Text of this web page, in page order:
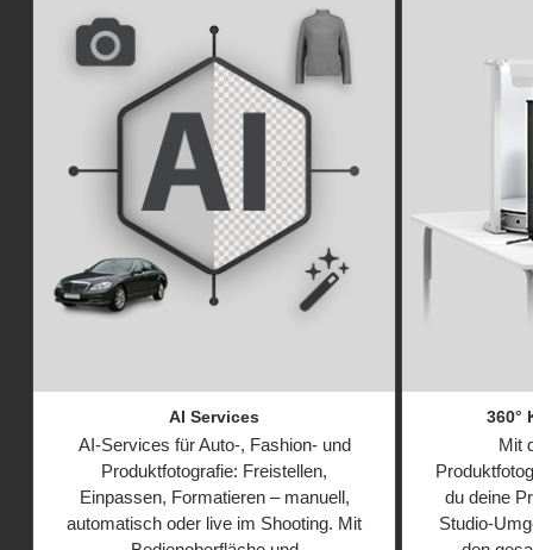
AI Services
AI-Services für Auto-, Fashion- und
Produktfotografie: Freistellen,
Einpassen, Formatieren – manuell,
automatisch oder live im Shooting. Mit
360°
Mit
du deine
Studio-